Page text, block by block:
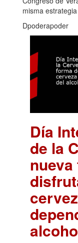
misma
Dpoderapoder
Día
de la